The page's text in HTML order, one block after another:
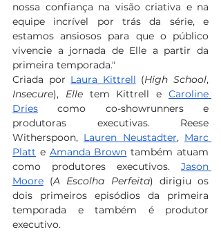
nossa confiança na visão criativa e na
equipe incrível por trás da série, e
estamos ansiosos para que o público
vivencie a jornada de Elle a partir da
primeira temporada."
Criada por Laura Kittrell (High School
Insecure), Elle tem Kittrell e Caroline
Dries como co-showrunners e
produtoras executivas. Reese
Witherspoon, Lauren Neustadter, Marc
Platt e Amanda Brown também atuam
como produtores executivos. Jason
Moore (A Escolha Perfeita) dirigiu os
dois primeiros episódios da primeira
temporada e também é produtor
executivo.